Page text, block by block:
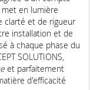
en lumière
clarté et de rigueur
installation et de
à chaque phase du
SOLUTIONS,
et parfaitement
d'efficacité